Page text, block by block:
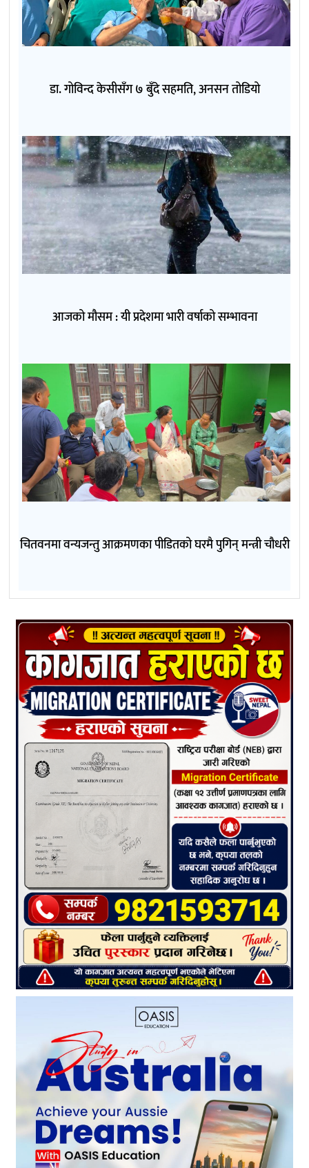
डा. गोविन्द केसीसँग ७ बुँदे सहमति, अनसन तोडियो
आजको मौसम : यी प्रदेशमा भारी वर्षाको सम्भावना
चितवनमा वन्यजन्तु आक्रमणका पीडितको घरमै पुगिन् मन्त्री चौधरी